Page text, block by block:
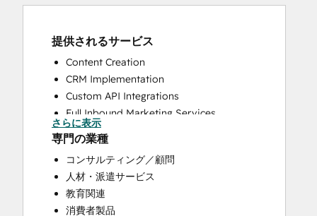
提供されるサービス
Content Creation
CRM Implementation
Custom API Integrations
Full Inbound Marketing Services
Help Desk Implementation
Knowledge Base Development
Programmable Automation
Sales and Marketing Alignment
Sales Coaching and Training
さらに表示
専門の業種
コンサルティング／顧問
人材・派遣サービス
教育関連
消費者製品